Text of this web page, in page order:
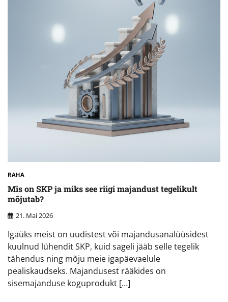
RAHA
Mis on SKP ja miks see riigi majandust tegelikult
mõjutab?
21. Mai 2026
Igaüks meist on uudistest või majandusanalüüsidest
kuulnud lühendit SKP, kuid sageli jääb selle tegelik
tähendus ning mõju meie igapäevaelule
pealiskaudseks. Majandusest rääkides on
sisemajanduse koguprodukt […]